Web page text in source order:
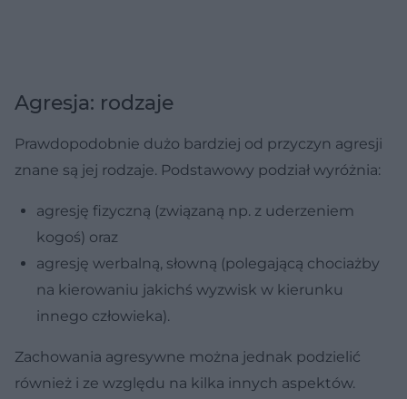
Agresja: rodzaje
Prawdopodobnie dużo bardziej od przyczyn agresji
znane są jej rodzaje. Podstawowy podział wyróżnia:
agresję fizyczną (związaną np. z uderzeniem
kogoś) oraz
agresję werbalną, słowną (polegającą chociażby
na kierowaniu jakichś wyzwisk w kierunku
innego człowieka).
Zachowania agresywne można jednak podzielić
również i ze względu na kilka innych aspektów.